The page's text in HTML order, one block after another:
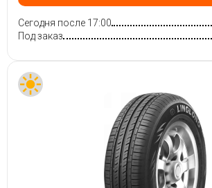
Сегодня после 17:00
Под заказ